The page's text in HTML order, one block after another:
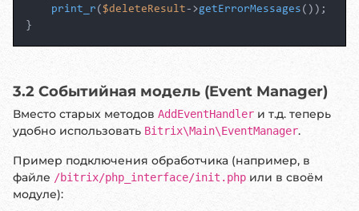
print_r ( $deleteResult->getErrorMessages ());
3.2 Событийная модель (Event Manager)
Вместо старых методов AddEventHandler и т.д. теперь
удобно использовать Bitrix\Main\EventManager.
Пример подключения обработчика (например, в
файле /bitrix/php_interface/init.php или в своём
модуле):